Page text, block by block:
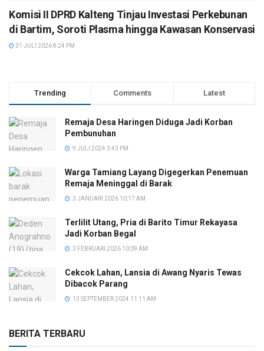
Komisi II DPRD Kalteng Tinjau Investasi Perkebunan
di Bartim, Soroti Plasma hingga Kawasan Konservasi
31 JULI 2026 8:24 PM
Trending Comments Latest
Remaja Desa Haringen Diduga Jadi Korban
Pembunuhan
9 JULI 2024 3:43 PM
Warga Tamiang Layang Digegerkan Penemuan
Remaja Meninggal di Barak
3 JANUARI 2026 10:17 AM
Terlilit Utang, Pria di Barito Timur Rekayasa
Jadi Korban Begal
3 FEBRUARI 2026 10:09 AM
Cekcok Lahan, Lansia di Awang Nyaris Tewas
Dibacok Parang
13 SEPTEMBER 2024 11:11 AM
BERITA TERBARU